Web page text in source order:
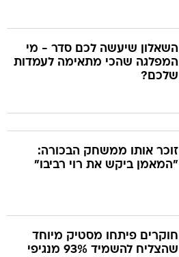
השאלון שיעשה לכם סדר - מי
המפלגה שהכי מתאימה לעמדות
שלכם?
זוכר אותו ממשחק הבכורה:
"המאמן ביקש את רוי רביבו"
חוקרים פיתחו מסטיק מיוחד
שהצליח להשמיד 93% מנגיפי